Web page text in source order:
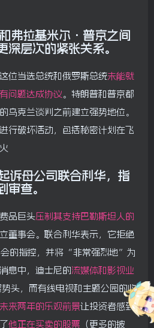
弗拉基米尔·普京之间
深层次的紧张关系。
位当选总统和俄罗斯总统未能就
问题达成协议 。特朗普和普京都
乌克兰谈判之前建立强势地位。
行破坏活动，包括秘密计划在飞
诉母公司联合利华，指
审查。
品巨头压制其支持巴勒斯坦人的
董事会。联合利华表示，它拒绝
的指控，并将“非常强烈地”为
息中，迪士尼的 流媒体和影视业
头，而有线电视和主题公园的收
来两年的乐观前景让投资者感到
他正在买卖的股票 （更多的披